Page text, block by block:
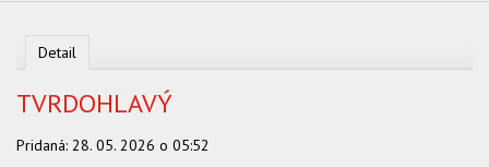
PORADŇA
KALENDÁR AKCIÍ
Detail
TVRDOHLAVÝ
Pridaná: 28. 05. 2026 o 05:52